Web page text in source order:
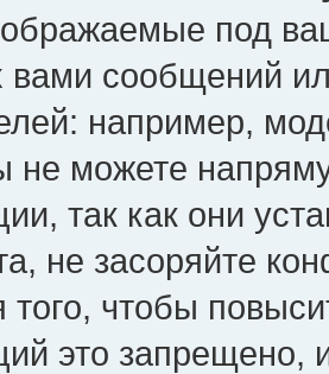
под
вами сообщений
например,
можете
так как они
не засоряйте
того, чтобы
это запрещено,